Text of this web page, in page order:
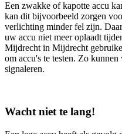
Een zwakke of kapotte accu
kan dit bijvoorbeeld zorgen
verlichting minder fel zijn.
uw accu niet meer oplaadt
Mijdrecht in Mijdrecht
om accu's te testen. Zo
signaleren.
Wacht niet te lang!